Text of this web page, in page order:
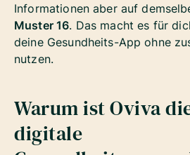
Informationen aber auf
Muster 16. Das macht es für
deine Gesundheits-App ohne
nutzen.
Warum ist Oviva
digitale